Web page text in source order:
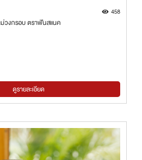
458
วงกรอบ ตราฟันสแนค
ดูรายละเอียด